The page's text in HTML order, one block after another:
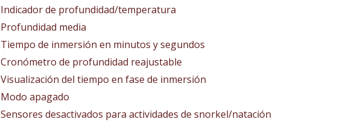
Indicador de profundidad/temperatura
Profundidad media
Tiempo de inmersión en minutos y segundos
Cronómetro de profundidad reajustable
Visualización del tiempo en fase de inmersión
Modo apagado
Sensores desactivados para actividades de snorkel/natación